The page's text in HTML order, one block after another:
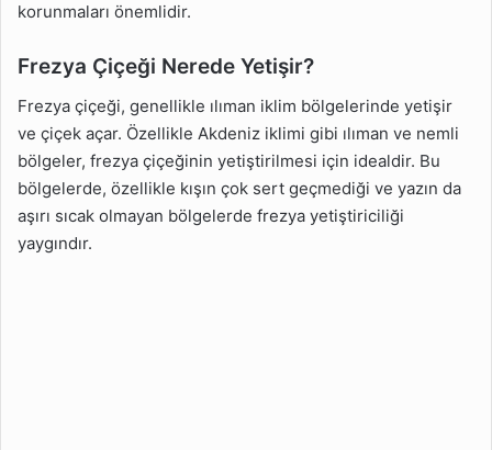
korunmaları önemlidir.
Frezya Çiçeği Nerede Yetişir?
Frezya çiçeği, genellikle ılıman iklim bölgelerinde yetişir
ve çiçek açar. Özellikle Akdeniz iklimi gibi ılıman ve nemli
bölgeler, frezya çiçeğinin yetiştirilmesi için idealdir. Bu
bölgelerde, özellikle kışın çok sert geçmediği ve yazın da
aşırı sıcak olmayan bölgelerde frezya yetiştiriciliği
yaygındır.